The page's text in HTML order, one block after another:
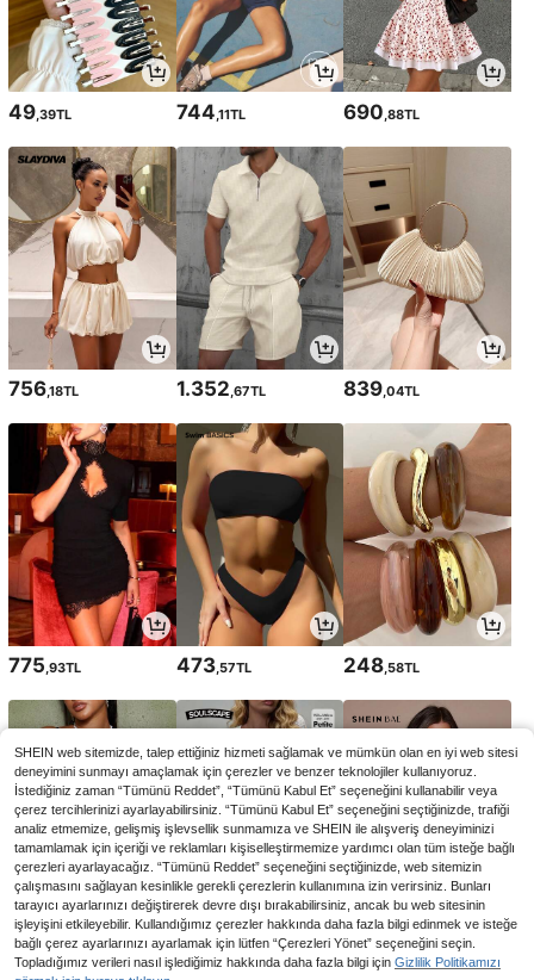
49 ,39TL 744 ,11TL 690 ,88TL
756,18TL 1.352,67TL 839,04TL
775,93TL 473,57TL 248,58TL
430,77TL 536 ,13TL 383,58TL
SHEIN web sitemizde, talep ettiğiniz hizmeti sağlamak ve mümkün olan en iyi web sitesi
deneyimini sunmayı amaçlamak için çerezler ve benzer teknolojiler kullanıyoruz.
İstediğiniz zaman “Tümünü Reddet”, “Tümünü Kabul Et” seçeneğini kullanabilir veya
çerez tercihlerinizi ayarlayabilirsiniz. “Tümünü Kabul Et” seçeneğini seçtiğinizde, trafiği
analiz etmemize, gelişmiş işlevsellik sunmamıza ve SHEIN ile alışveriş deneyiminizi
tamamlamak için içeriği ve reklamları kişiselleştirmemize yardımcı olan tüm isteğe bağlı
çerezleri ayarlayacağız. “Tümünü Reddet” seçeneğini seçtiğinizde, web sitemizin
çalışmasını sağlayan kesinlikle gerekli çerezlerin kullanımına izin verirsiniz. Bunları
tarayıcı ayarlarınızı değiştirerek devre dışı bırakabilirsiniz, ancak bu web sitesinin
işleyişini etkileyebilir. Kullandığımız çerezler hakkında daha fazla bilgi edinmek ve isteğe
bağlı çerez ayarlarınızı ayarlamak için lütfen “Çerezleri Yönet” seçeneğini seçin.
Topladığımız verileri nasıl işlediğimiz hakkında daha fazla bilgi için Gizlilik Politikamızı